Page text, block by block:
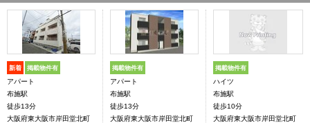
新着 掲載物件有
アパート
布施駅
徒歩13分
大阪府東大阪市岸田堂北町
掲載物件有
アパート
布施駅
徒歩13分
大阪府東大阪市岸田堂北町
掲載物件有
ハイツ
布施駅
徒歩10分
大阪府東大阪市岸田堂北町